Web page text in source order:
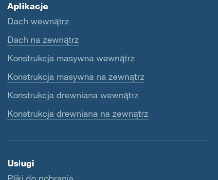
Aplikacje
Dach wewnątrz
Dach na zewnątrz
Konstrukcja masywna wewnątrz
Konstrukcja masywna na zewnątrz
Konstrukcja drewniana wewnątrz
Konstrukcja drewniana na zewnątrz
Usługi